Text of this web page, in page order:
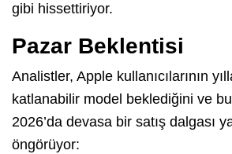
gibi hissettiriyor.
Pazar Beklentisi
Analistler, Apple kullanıcılarının
katlanabilir model beklediğini ve
2026’da devasa bir satış dalgası
öngörüyor: